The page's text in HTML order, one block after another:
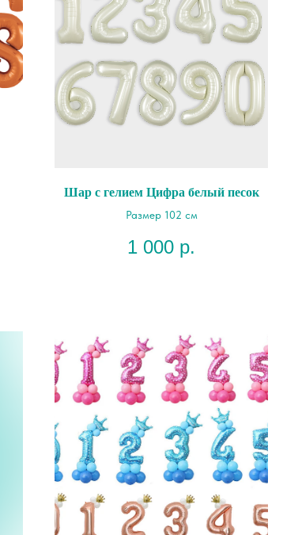
Шар с гелием Цифра белый песок
Размер 102 см
1 000 р.